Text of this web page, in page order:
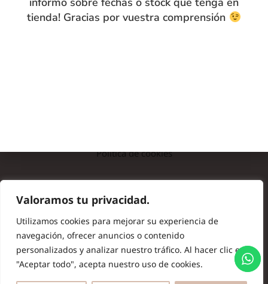
Valoramos tu privacidad.
Utilizamos cookies para mejorar su experiencia de
navegación, ofrecer anuncios o contenido
personalizados y analizar nuestro tráfico. Al hacer clic en
"Aceptar todo", acepta nuestro uso de cookies.
Política de cookies
© Copyright 2024 Batas de Colegio Originales. Todos los
derechos reservados.
tienda! Gracias por vuestra comprensión